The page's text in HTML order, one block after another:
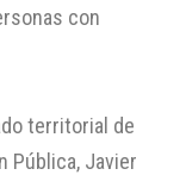
con
territorial de
Pública, Javier